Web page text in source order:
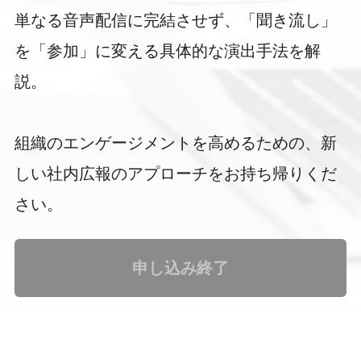
単なる音声配信に完結させず、「聞き流し」
を「参加」に変える具体的な演出手法を解
説。
組織のエンゲージメントを高めるための、新
しい社内広報のアプローチをお持ち帰りくだ
さい。
申し込み終了